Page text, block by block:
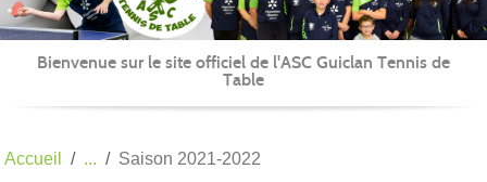
Bienvenue sur le site officiel de l'ASC Guiclan Tennis de
Table
Accueil Saison 2021-2022